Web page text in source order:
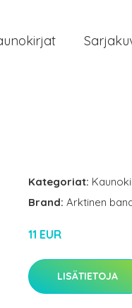
Kategoriat:
Brand: Arktinen
11 EUR
LISÄTIETOJA